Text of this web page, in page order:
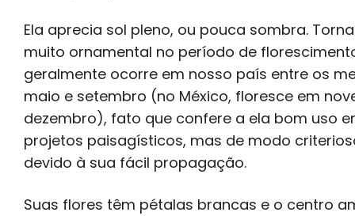
Ela aprecia sol pleno, ou pouca sombra.
muito ornamental no período de
geralmente ocorre em nosso país entre os
maio e setembro (no México, floresce em
dezembro), fato que confere a ela bom uso
projetos paisagísticos, mas de modo
devido à sua fácil propagação.
Suas flores têm pétalas brancas e o centro